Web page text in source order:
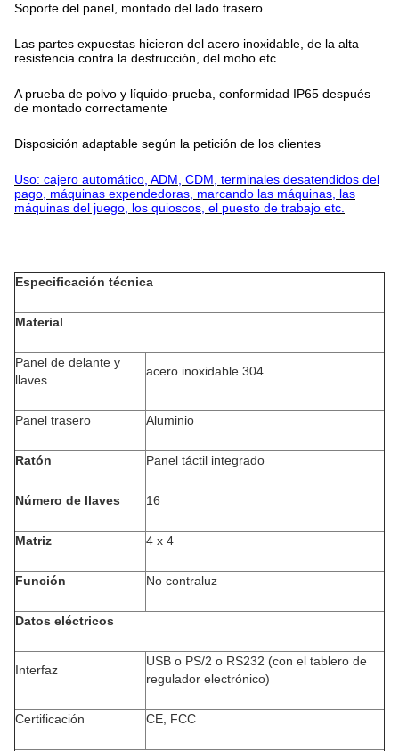
Soporte del panel, montado del lado trasero
Las partes expuestas hicieron del acero inoxidable, de la alta
resistencia contra la destrucción, del moho etc
A prueba de polvo y líquido-prueba, conformidad IP65 después
de montado correctamente
Disposición adaptable según la petición de los clientes
Uso: cajero automático, ADM, CDM, terminales desatendidos del
pago, máquinas expendedoras, marcando las máquinas, las
máquinas del juego, los quioscos, el puesto de trabajo etc.
Especificación técnica
Material
Panel de delante y
llaves
acero inoxidable 304
Panel trasero Aluminio
Ratón Panel táctil integrado
Número de llaves 16
Matriz 4 x 4
Función No contraluz
Datos eléctricos
Interfaz
USB o PS/2 o RS232 (con el tablero de
regulador electrónico)
Certificación CE, FCC